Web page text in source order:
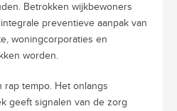
Betrokken wijkbewoners
preventieve aanpak van
woningcorporaties en
worden.
tempo. Het onlangs
geeft signalen van de zorg